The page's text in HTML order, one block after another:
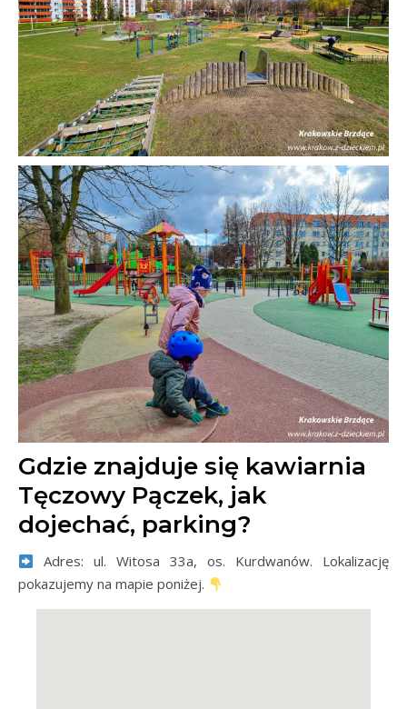
Gdzie znajduje się kawiarnia
Tęczowy Pączek, jak
dojechać, parking?
Adres: ul. Witosa 33a, os. Kurdwanów. Lokalizację
pokazujemy na mapie poniżej.